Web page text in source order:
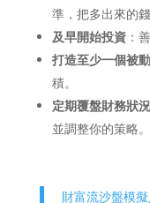
準，把多出來的錢
及早開始投資：
打造至少一個被
積。
定期覆盤財務狀況
並調整你的策略。
財富流沙盤模